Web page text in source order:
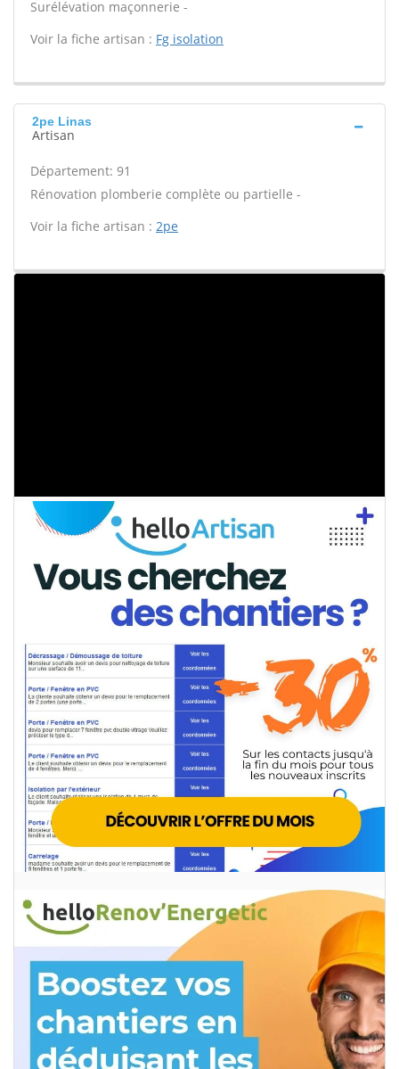
Surélévation maçonnerie -
Voir la fiche artisan : Fg isolation
2pe Linas
Artisan
Département: 91
Rénovation plomberie complète ou partielle -
Voir la fiche artisan : 2pe